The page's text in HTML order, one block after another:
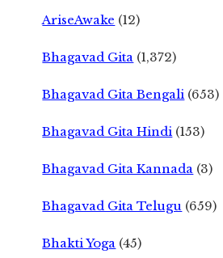
AriseAwake (12)
Bhagavad Gita (1,372)
Bhagavad Gita Bengali (653)
Bhagavad Gita Hindi (153)
Bhagavad Gita Kannada (3)
Bhagavad Gita Telugu (659)
Bhakti Yoga (45)